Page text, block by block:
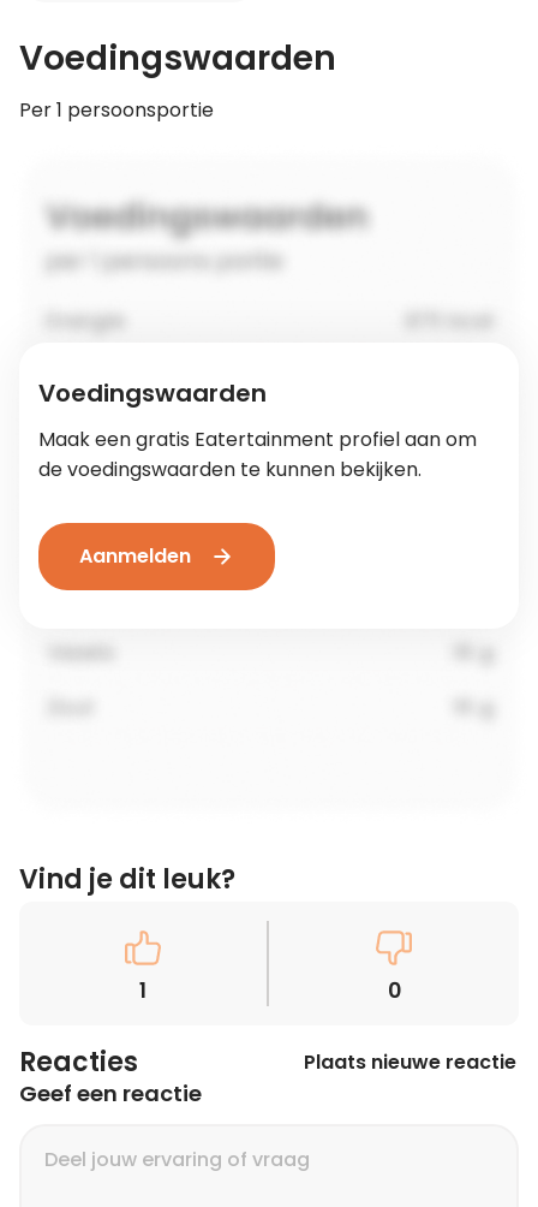
Voedingswaarden
Per 1 persoonsportie
Voedingswaarden
Maak een gratis Eatertainment profiel aan om
de voedingswaarden te kunnen bekijken.
Aanmelden
Vind je dit leuk?
1 0
Reacties Plaats nieuwe reactie
Geef een reactie